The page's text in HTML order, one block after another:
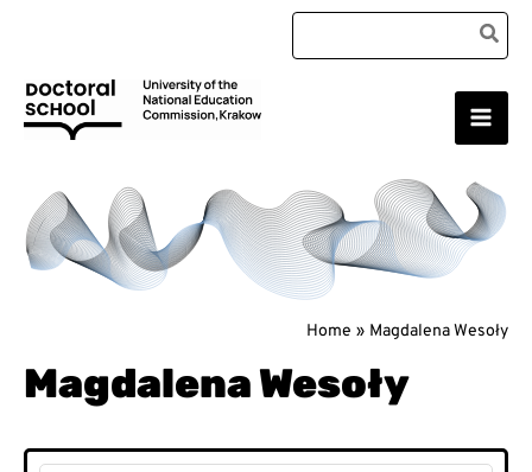
content
Search
for:
Main
Home Magdalena Wesoły
Magdalena Wesoły